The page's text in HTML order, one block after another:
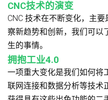
CNC技术的演变
CNC 技术在不断变化，主
察新趋势和创新，我们可以
生的事情。
拥抱工业4.0
一项重大变化是我们如何将
联网连接和数据分析等技术